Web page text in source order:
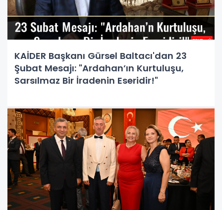
KAİDER Başkanı Gürsel Baltacı'dan 23
Şubat Mesajı: "Ardahan’ın Kurtuluşu,
Sarsılmaz Bir İradenin Eseridir!"